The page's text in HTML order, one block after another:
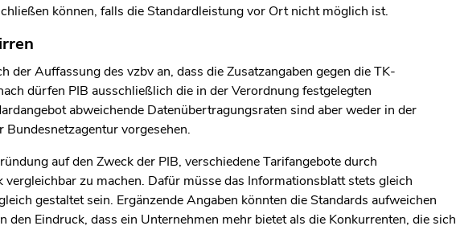
können, falls die Standardleistung vor Ort nicht möglich ist.
der Auffassung des vzbv an, dass die Zusatzangaben gegen die TK-
dürfen PIB ausschließlich die in der Verordnung festgelegten
abweichende Datenübertragungsraten sind aber weder in der
vorgesehen.
auf den Zweck der PIB, verschiedene Tarifangebote durch
zu machen. Dafür müsse das Informationsblatt stets gleich
gestaltet sein. Ergänzende Angaben könnten die Standards aufweichen
den Eindruck, dass ein Unternehmen mehr bietet als die Konkurrenten, die sich